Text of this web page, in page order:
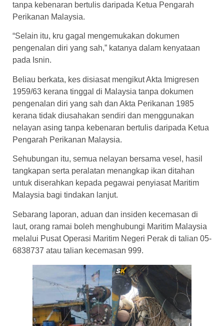
tanpa kebenaran bertulis daripada Ketua Pengarah
Perikanan Malaysia.
“Selain itu, kru gagal mengemukakan dokumen
pengenalan diri yang sah,” katanya dalam kenyataan
pada Isnin.
Beliau berkata, kes disiasat mengikut Akta Imigresen
1959/63 kerana tinggal di Malaysia tanpa dokumen
pengenalan diri yang sah dan Akta Perikanan 1985
kerana tidak diusahakan sendiri dan menggunakan
nelayan asing tanpa kebenaran bertulis daripada Ketua
Pengarah Perikanan Malaysia.
Sehubungan itu, semua nelayan bersama vesel, hasil
tangkapan serta peralatan menangkap ikan ditahan
untuk diserahkan kepada pegawai penyiasat Maritim
Malaysia bagi tindakan lanjut.
Sebarang laporan, aduan dan insiden kecemasan di
laut, orang ramai boleh menghubungi Maritim Malaysia
melalui Pusat Operasi Maritim Negeri Perak di talian 05-
6838737 atau talian kecemasan 999.